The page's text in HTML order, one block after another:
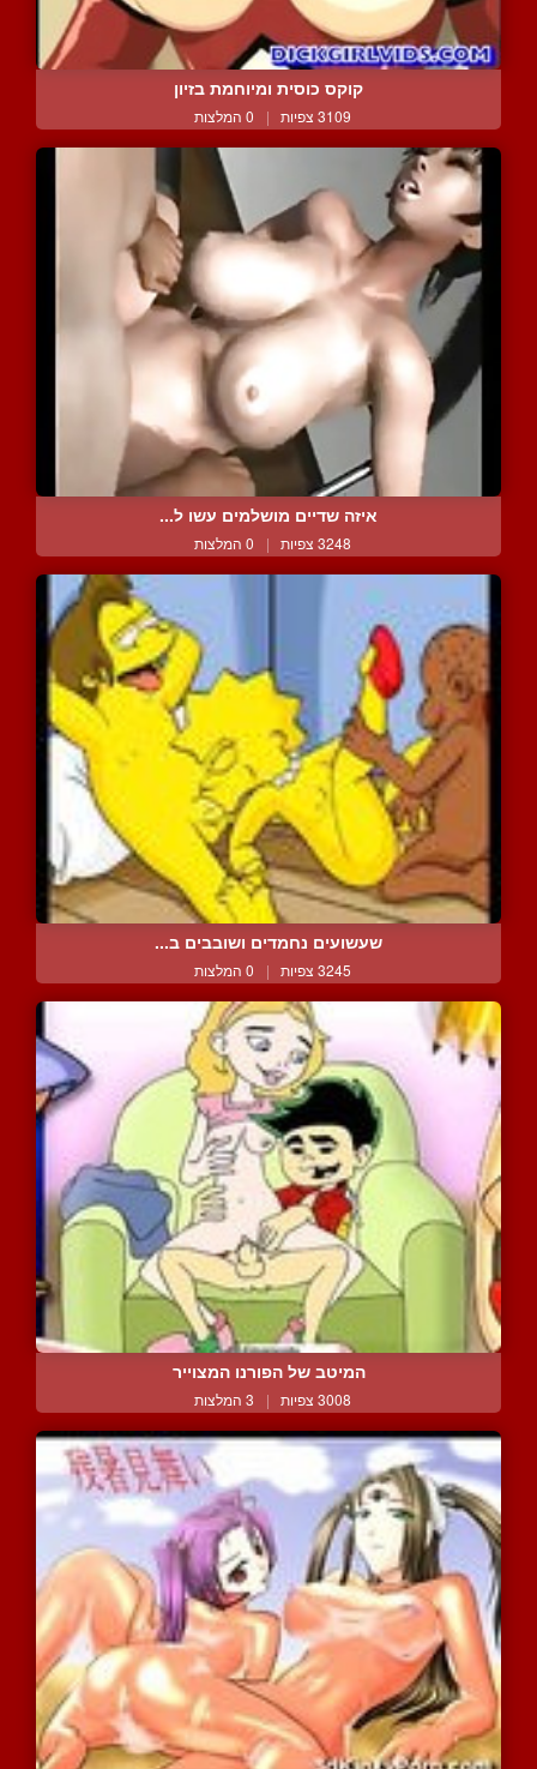
קוקס כוסית ומיוחמת בזיון
3109 צפיות | 0 המלצות
איזה שדיים מושלמים עשו ל...
3248 צפיות | 0 המלצות
שעשועים נחמדים ושובבים ב...
3245 צפיות | 0 המלצות
המיטב של הפורנו המצוייר
3008 צפיות | 3 המלצות